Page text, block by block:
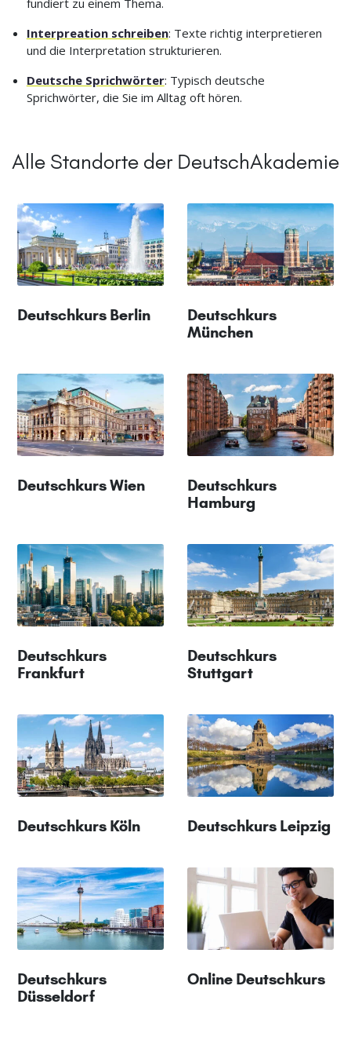
Interpreation schreiben: Texte richtig interpretieren
und die Interpretation strukturieren.
Deutsche Sprichwörter: Typisch deutsche
Sprichwörter, die Sie im Alltag oft hören.
Alle Standorte der DeutschAkademie
Deutschkurs Berlin
Deutschkurs
München
Deutschkurs Wien
Deutschkurs
Hamburg
Deutschkurs
Frankfurt
Deutschkurs
Stuttgart
Deutschkurs Köln Deutschkurs Leipzig
Deutschkurs
Düsseldorf
Online Deutschkurs